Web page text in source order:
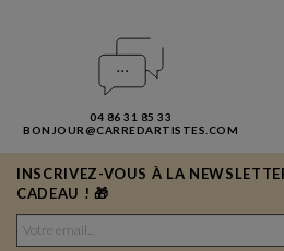
04 86 31 85 33
BONJOUR@CARREDARTISTES.COM
INSCRIVEZ-VOUS À LA
CADEAU ! 🎁